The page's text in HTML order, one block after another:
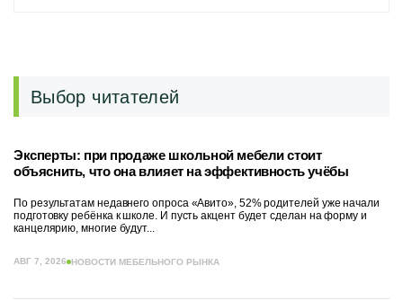
Выбор читателей
Эксперты: при продаже школьной мебели стоит
объяснить, что она влияет на эффективность учёбы
По результатам недавнего опроса «Авито», 52% родителей уже начали
подготовку ребёнка к школе. И пусть акцент будет сделан на форму и
канцелярию, многие будут...
АВГ 7, 2026 НОВОСТИ МЕБЕЛЬНОГО РЫНКА